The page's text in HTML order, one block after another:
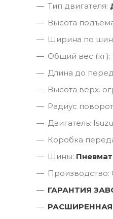
Тип двигателя:
Высота
Ширина по
Общий вес (кг):
Длина до
Высота верх.
Радиус
Двигатель:
Коробка
Шины:
Производство:
ГАРАНТИЯ
РАСШИРЕННАЯ